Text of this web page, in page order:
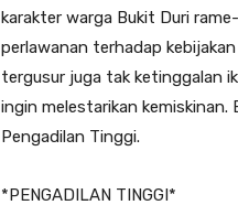
karakter warga Bukit Duri
perlawanan terhadap
tergusur juga tak ketinggalan
ingin melestarikan kemiskinan.
Pengadilan Tinggi.
*PENGADILAN TINGGI*